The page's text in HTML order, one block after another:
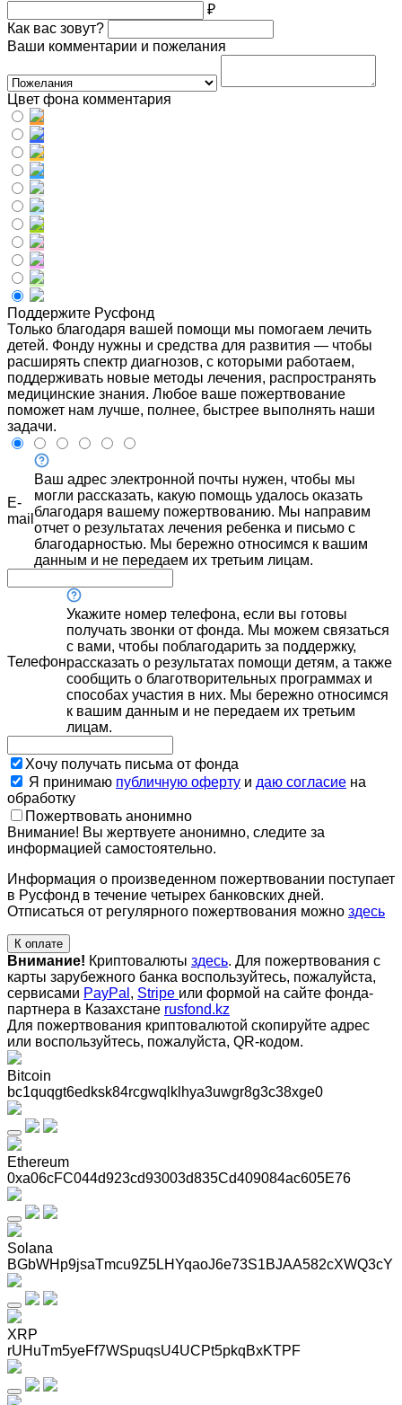
₽
Как вас зовут?
Ваши комментарии и пожелания
Цвет фона комментария
Поддержите Русфонд
Только благодаря вашей помощи мы помогаем лечить
детей. Фонду нужны и средства для развития — чтобы
расширять спектр диагнозов, с которыми работаем,
поддерживать новые методы лечения, распространять
медицинские знания. Любое ваше пожертвование
поможет нам лучше, полнее, быстрее выполнять наши
задачи.
E-
mail
Ваш адрес электронной почты нужен, чтобы мы
могли рассказать, какую помощь удалось оказать
благодаря вашему пожертвованию. Мы направим
отчет о результатах лечения ребенка и письмо с
благодарностью. Мы бережно относимся к вашим
данным и не передаем их третьим лицам.
Телефон
Укажите номер телефона, если вы готовы
получать звонки от фонда. Мы можем связаться
с вами, чтобы поблагодарить за поддержку,
рассказать о результатах помощи детям, а также
сообщить о благотворительных программах и
способах участия в них. Мы бережно относимся
к вашим данным и не передаем их третьим
лицам.
Хочу получать письма от фонда
Я принимаю публичную оферту и даю согласие на
обработку
Пожертвовать анонимно
Внимание! Вы жертвуете анонимно, следите за
информацией самостоятельно.
Информация о произведенном пожертвовании поступает
в Русфонд в течение четырех банковских дней.
Отписаться от регулярного пожертвования можно здесь
К оплате
Внимание! Криптовалюты здесь. Для пожертвования с
карты зарубежного банка воспользуйтесь, пожалуйста,
сервисами PayPal , Stripe или формой на сайте фонда-
партнера в Казахстане rusfond.kz
Для пожертвования криптовалютой скопируйте адрес
или воспользуйтесь, пожалуйста, QR-кодом.
Bitcoin
bc1quqgt6edksk84rcgwqlklhya3uwgr8g3c38xge0
Ethereum
0xa06cFC044d923cd93003d835Cd409084ac605E76
Solana
BGbWHp9jsaTmcu9Z5LHYqaoJ6e73S1BJAA582cXWQ3cY
XRP
rUHuTm5yeFf7WSpuqsU4UCPt5pkqBxKTPF